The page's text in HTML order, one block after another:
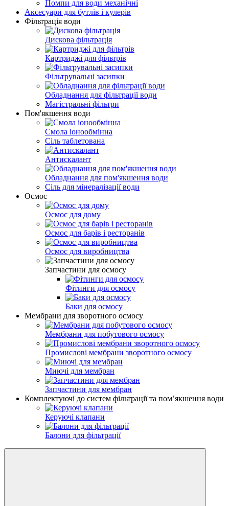
Помпи для води механічні
Аксесуари для бутлів і кулерів
Фільтрація води
Дискова фільтрація
Картриджі для фільтрів
Фільтрувальні засипки
Обладнання для фільтрації води
Магістральні фільтри
Пом'якшення води
Смола іонообмінна
Сіль таблетована
Антискалант
Обладнання для пом'якшення води
Сіль для мінералізації води
Осмос
Осмос для дому
Осмос для барів і ресторанів
Осмос для виробництва
Запчастини для осмосу
Фітинги для осмосу
Баки для осмосу
Мембрани для зворотного осмосу
Мембрани для побутового осмосу
Промислові мембрани зворотного осмосу
Миючі для мембран
Запчастини для мембран
Комплектуючі до систем фільтрації та пом’якшення води
Керуючі клапани
Балони для фільтрації